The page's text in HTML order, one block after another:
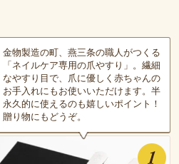
金物製造の町、燕三条の職人がつくる
「ネイルケア専用の爪やすり」。繊細
なやすり目で、爪に優しく赤ちゃんの
お手入れにもお使いいただけます。半
永久的に使えるのも嬉しいポイント！
贈り物にもどうぞ。